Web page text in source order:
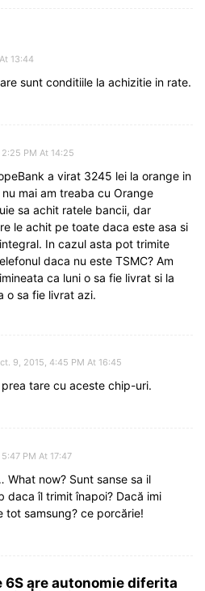
13:44
sunt conditiile la achizitie in rate.
PM At 14:25
a virat 3245 lei la orange in
mai am treaba cu Orange
sa achit ratele bancii, dar
le achit pe toate daca este asa si
In cazul asta pot trimite
daca nu este TSMC? Am
ca luni o sa fie livrat si la
o sa fie livrat azi.
9, 2015, 4:45 PM At 16:45
tare cu aceste chip-uri.
PM At 17:47
What now? Sunt sanse sa il
daca îl trimit înapoi? Dacă imi
tot samsung? ce porcărie!
6S are autonomie diferita